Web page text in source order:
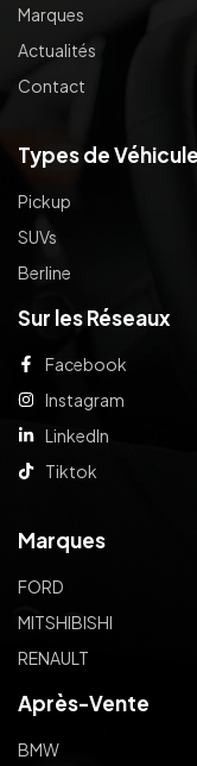
Marques
Actualités
Contact
Types de
Pickup
SUVs
Berline
Sur les Réseaux
Facebook
Instagram
LinkedIn
Tiktok
Marques
FORD
MITSHIBISHI
RENAULT
Après-Vente
BMW